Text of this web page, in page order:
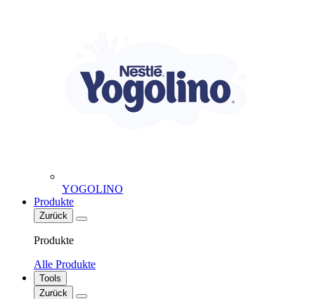
YOGOLINO
Produkte
Zurück
Produkte
Alle Produkte
Tools
Zurück